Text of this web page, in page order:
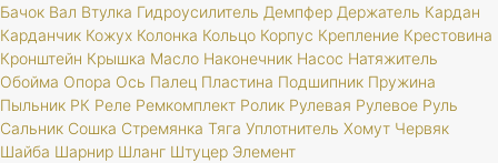
Бачок Вал Втулка Гидроусилитель Демпфер Держатель Кардан
Карданчик Кожух Колонка Кольцо Корпус Крепление Крестовина
Кронштейн Крышка Масло Наконечник Насос Натяжитель
Обойма Опора Ось Палец Пластина Подшипник Пружина
Пыльник РК Реле Ремкомплект Ролик Рулевая Рулевое Руль
Сальник Сошка Стремянка Тяга Уплотнитель Хомут Червяк
Шайба Шарнир Шланг Штуцер Элемент